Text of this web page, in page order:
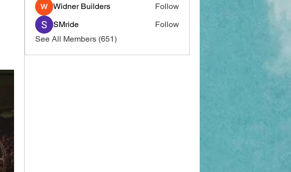
Widner Builders
Follow
SMride
Follow
See All Members (651)